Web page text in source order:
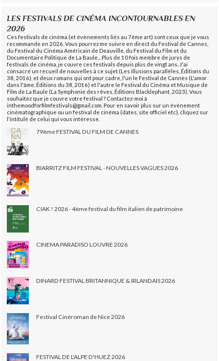
LES FESTIVALS DE CINÉMA INCONTOURNABLES EN
2026
Ces festivals de cinéma (et évènements liés au 7ème art) sont ceux que je vous
recommande en 2026. Vous pourrez me suivre en direct du Festival de Cannes,
du Festival du Cinéma Américain de Deauville, du Festival du Film et du
Documentaire Politique de La Baule... Plus de 10 fois membre de jurys de
festivals de cinéma, je couvre ces festivals depuis plus de vingt ans. J'ai
consacré un recueil de nouvelles à ce sujet (Les illusions parallèles, Éditions du
38, 2016), et deux romans qui ont pour cadre, l'un le Festival de Cannes (L'amor
dans l'âme, Éditions du 38, 2016) et l'autre le Festival du Cinéma et Musique de
Film de La Baule (La Symphonie des rêves, Éditions Blacklephant, 2023). Vous
souhaitez que je couvre votre festival ? Contactez-moi à
inthemoodforfilmfestivals@gmail.com. Pour en savoir plus sur un évènement
cinématographique ou un festival de cinéma (dates, site officiel etc), cliquez sur
l'intitulé de celui qui vous intéresse.
79ème FESTIVAL DU FILM DE CANNES
BIARRITZ FILM FESTIVAL - NOUVELLES VAGUES 2026
CIAK ! 2026 - 4ème festival du film italien de patrimoine
CINEMA PARADISO LOUVRE 2026
DINARD FESTIVAL BRITANNIQUE & IRLANDAIS 2026
Festival Cinéroman de Nice 2026
FESTIVAL DE L'ALPE D'HUEZ 2026